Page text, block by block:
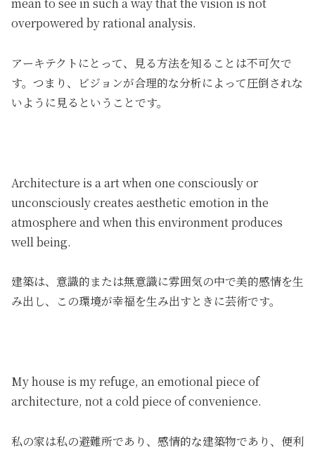
mean to see in such a way that the vision is not
overpowered by rational analysis.
アーキテクトにとって、見る方法を知ることは不可欠で
す。つまり、ビジョンが合理的な分析によって圧倒されな
いように見るということです。
Architecture is a art when one consciously or
unconsciously creates aesthetic emotion in the
atmosphere and when this environment produces
well being.
建築は、意識的または無意識に雰囲気の中で美的感情を生
み出し、この環境が幸福を生み出すときに芸術です。
My house is my refuge, an emotional piece of
architecture, not a cold piece of convenience.
私の家は私の避難所であり、感情的な建築物であり、便利